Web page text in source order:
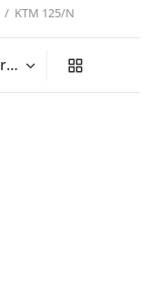
/ KTM 125/N